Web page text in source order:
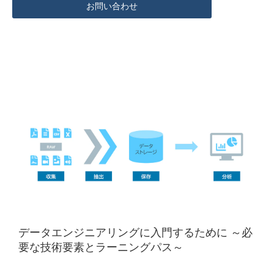
お知らせ
お問い合わせ
データエンジニアリングに入門するために ～必
要な技術要素とラーニングパス～